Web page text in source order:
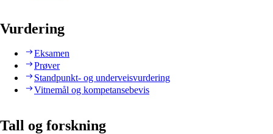
Vurdering
Eksamen
Prøver
Standpunkt- og underveisvurdering
Vitnemål og kompetansebevis
Tall og forskning